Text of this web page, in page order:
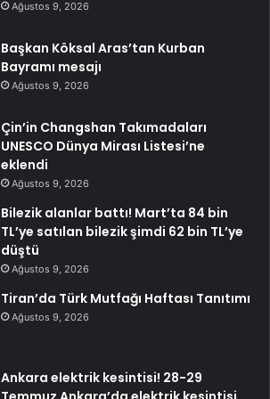
Ağustos 9, 2026
Başkan Köksal Aras’tan Kurban
Bayramı mesajı
Ağustos 9, 2026
Çin’in Changshan Takımadaları
UNESCO Dünya Mirası Listesi’ne
eklendi
Ağustos 9, 2026
Bilezik alanlar battı! Mart’ta 84 bin
TL’ye satılan bilezik şimdi 62 bin TL’ye
düştü
Ağustos 9, 2026
Tiran’da Türk Mutfağı Haftası Tanıtımı
Ağustos 9, 2026
Ankara elektrik kesintisi! 28-29